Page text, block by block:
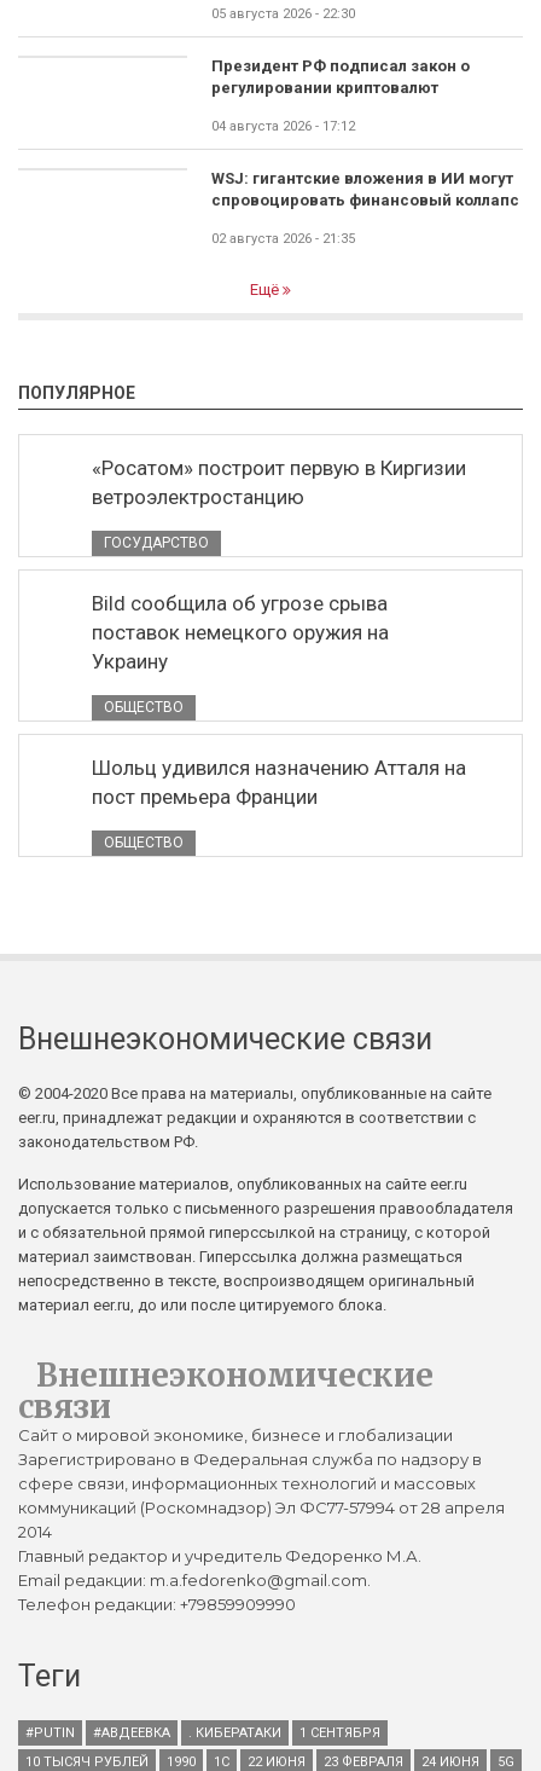
05 августа 2026 - 22:30
Президент РФ подписал закон о
регулировании криптовалют
04 августа 2026 - 17:12
WSJ: гигантские вложения в ИИ могут
спровоцировать финансовый коллапс
02 августа 2026 - 21:35
Ещё
ПОПУЛЯРНОЕ
«Росатом» построит первую в Киргизии
ветроэлектростанцию
ГОСУДАРСТВО
Bild сообщила об угрозе срыва
поставок немецкого оружия на
Украину
ОБЩЕСТВО
Шольц удивился назначению Атталя на
пост премьера Франции
ОБЩЕСТВО
Внешнеэкономические связи
© 2004-2020 Все права на материалы, опубликованные на сайте
eer.ru, принадлежат редакции и охраняются в соответствии с
законодательством РФ.
Использование материалов, опубликованных на сайте eer.ru
допускается только с письменного разрешения правообладателя
и с обязательной прямой гиперссылкой на страницу, с которой
материал заимствован. Гиперссылка должна размещаться
непосредственно в тексте, воспроизводящем оригинальный
материал eer.ru, до или после цитируемого блока.
Внешнеэкономические
связи
Сайт о мировой экономике, бизнесе и глобализации
Зарегистрировано в Федеральная служба по надзору в
сфере связи, информационных технологий и массовых
коммуникаций (Роскомнадзор) Эл ФС77-57994 от 28 апреля
2014
Главный редактор и учредитель Федоренко М.А.
Email редакции: m.a.fedorenko@gmail.com.
Телефон редакции: +79859909990
Теги
#PUTIN #АВДЕЕВКА . КИБЕРАТАКИ
1 СЕНТЯБРЯ
10 ТЫСЯЧ РУБЛЕЙ
1990 1С 22 ИЮНЯ 23 ФЕВРАЛЯ 24 ИЮНЯ
5G